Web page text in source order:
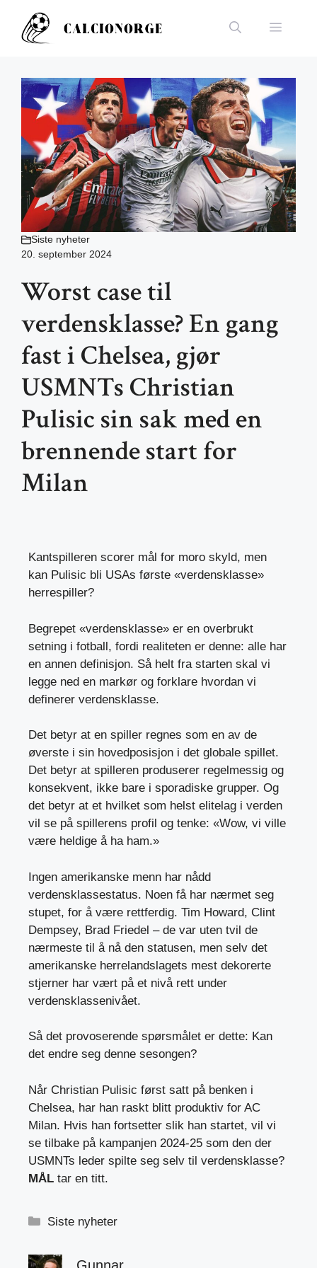
innhold
Meny
Siste nyheter
20. september 2024
Worst case til
verdensklasse? En gang
fast i Chelsea, gjør
USMNTs Christian
Pulisic sin sak med en
brennende start for
Milan
Kantspilleren scorer mål for moro skyld, men
kan Pulisic bli USAs første «verdensklasse»
herrespiller?
Begrepet «verdensklasse» er en overbrukt
setning i fotball, fordi realiteten er denne: alle har
en annen definisjon. Så helt fra starten skal vi
legge ned en markør og forklare hvordan vi
definerer verdensklasse.
Det betyr at en spiller regnes som en av de
øverste i sin hovedposisjon i det globale spillet.
Det betyr at spilleren produserer regelmessig og
konsekvent, ikke bare i sporadiske grupper. Og
det betyr at et hvilket som helst elitelag i verden
vil se på spillerens profil og tenke: «Wow, vi ville
være heldige å ha ham.»
Ingen amerikanske menn har nådd
verdensklassestatus. Noen få har nærmet seg
stupet, for å være rettferdig. Tim Howard, Clint
Dempsey, Brad Friedel – de var uten tvil de
nærmeste til å nå den statusen, men selv det
amerikanske herrelandslagets mest dekorerte
stjerner har vært på et nivå rett under
verdensklassenivået.
Så det provoserende spørsmålet er dette: Kan
det endre seg denne sesongen?
Når Christian Pulisic først satt på benken i
Chelsea, har han raskt blitt produktiv for AC
Milan. Hvis han fortsetter slik han startet, vil vi
se tilbake på kampanjen 2024-25 som den der
USMNTs leder spilte seg selv til verdensklasse?
MÅL tar en titt.
Kategorier
Siste nyheter